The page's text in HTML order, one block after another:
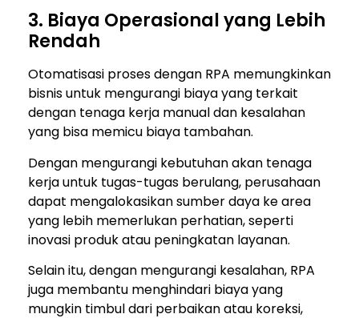
3. Biaya Operasional yang Lebih
Rendah
Otomatisasi proses dengan RPA memungkinkan
bisnis untuk mengurangi biaya yang terkait
dengan tenaga kerja manual dan kesalahan
yang bisa memicu biaya tambahan.
Dengan mengurangi kebutuhan akan tenaga
kerja untuk tugas-tugas berulang, perusahaan
dapat mengalokasikan sumber daya ke area
yang lebih memerlukan perhatian, seperti
inovasi produk atau peningkatan layanan.
Selain itu, dengan mengurangi kesalahan, RPA
juga membantu menghindari biaya yang
mungkin timbul dari perbaikan atau koreksi,